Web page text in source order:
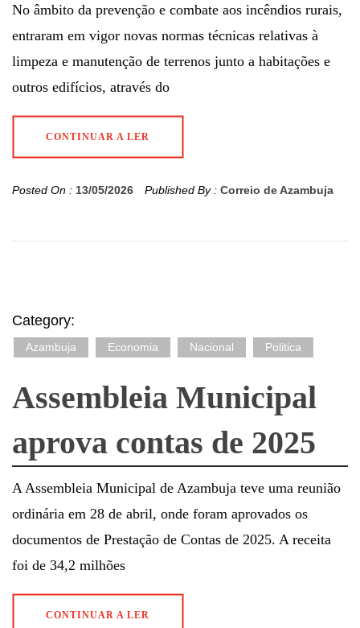
No âmbito da prevenção e combate aos incêndios rurais,
entraram em vigor novas normas técnicas relativas à
limpeza e manutenção de terrenos junto a habitações e
outros edifícios, através do
CONTINUAR A LER
Posted On : 13/05/2026 Published By : Correio de Azambuja
Category:
Azambuja Economia Nacional Politica
Assembleia Municipal
aprova contas de 2025
A Assembleia Municipal de Azambuja teve uma reunião
ordinária em 28 de abril, onde foram aprovados os
documentos de Prestação de Contas de 2025. A receita
foi de 34,2 milhões
CONTINUAR A LER